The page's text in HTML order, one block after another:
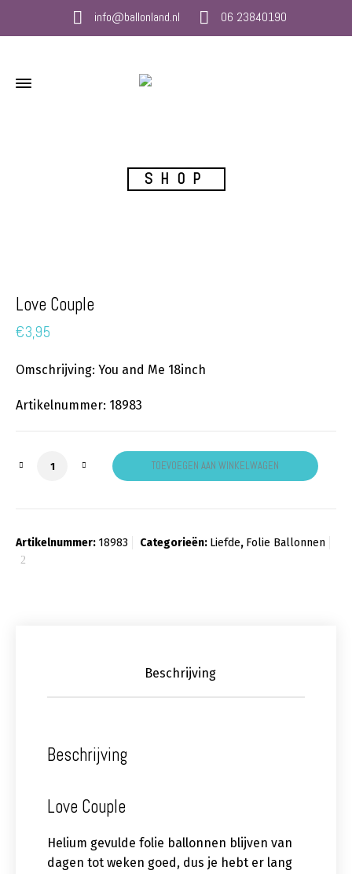
info@ballonland.nl 06 23840190
SHOP
Love Couple
€3,95
Omschrijving: You and Me 18inch
Artikelnummer: 18983
Love Couple aantal TOEVOEGEN AAN WINKELWAGEN
Artikelnummer: 18983 Categorieën: Liefde, Folie Ballonnen
Beschrijving
Beschrijving
Love Couple
Helium gevulde folie ballonnen blijven van
dagen tot weken goed, dus je hebt er lang